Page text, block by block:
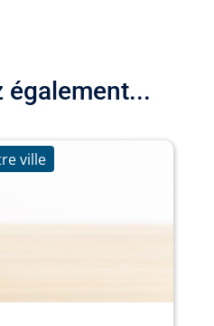
également...
ville